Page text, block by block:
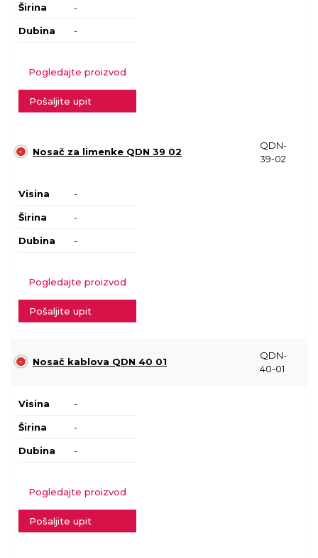
Širina -
Dubina -
Pogledajte proizvod
Pošaljite upit
Nosač za limenke QDN 39 02
QDN-
39-02
Visina -
Širina -
Dubina -
Pogledajte proizvod
Pošaljite upit
Nosač kablova QDN 40 01
QDN-
40-01
Visina -
Širina -
Dubina -
Pogledajte proizvod
Pošaljite upit